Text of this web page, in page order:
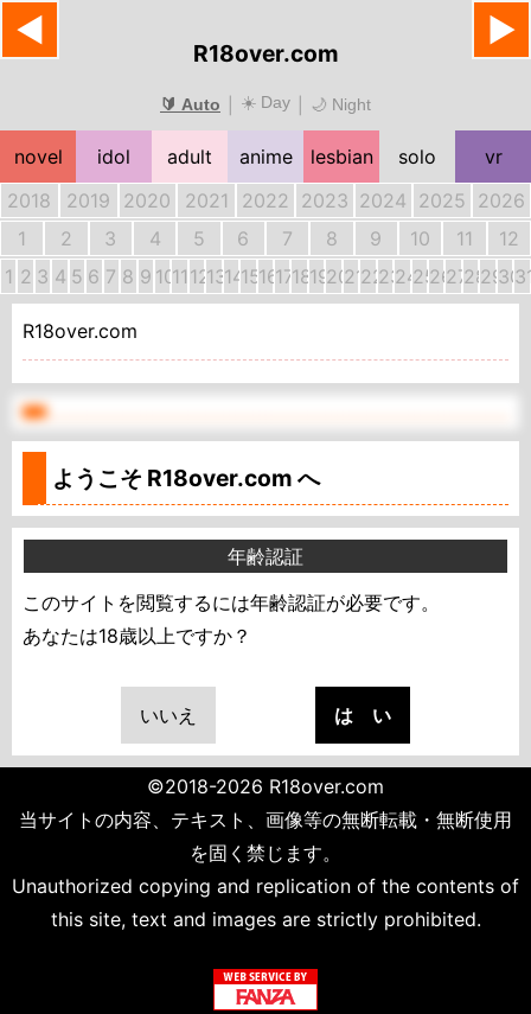
R18over.com
🔰 Auto ☀️ Day 🌙 Night
novel idol adult anime lesbian solo
vr
2018
2019 2020 2021 2022 2023 2024 2025 2026
1
2 3 4 5 6 7 8 9 10 11
12
1 2 3 4 5 6 7 8 9 1011 12131415161718192021222324252627282930
R18over.com
ようこそ R18over.com へ
年齢認証
このサイトを閲覧するには年齢認証が必要です。
あなたは18歳以上ですか？
いいえ は い
©2018-2026 R18over.com
当サイトの内容、テキスト、画像等の無断転載・無断使用
を固く禁じます。
Unauthorized copying and replication of the contents of
this site, text and images are strictly prohibited.
◀ ▶